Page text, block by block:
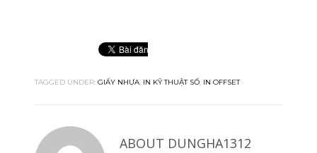
TAGGED UNDER: GIẤY NHỰA, IN KỸ THUẬT SỐ, IN OFFSET
ABOUT DUNGHA1312